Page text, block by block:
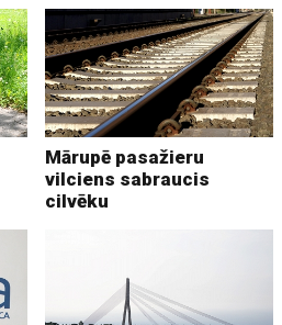
Mārupē pasažieru
vilciens sabraucis
cilvēku